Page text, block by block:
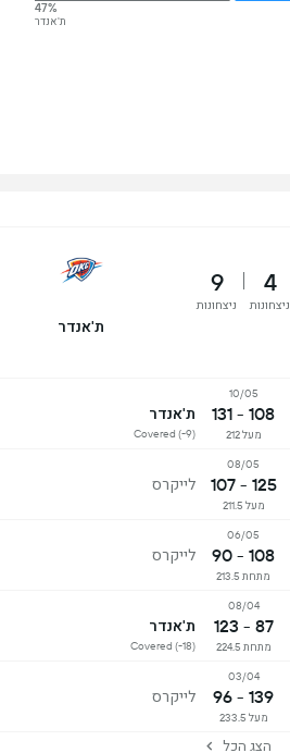
47%
ת'אנדר
4
ניצחונות
9
ניצחונות
ת'אנדר
10/05
108 - 131 ת'אנדר
Covered (-9) מעל 212
08/05
125 - 107 לייקרס
מעל 211.5
06/05
108 - 90 לייקרס
מתחת 213.5
08/04
87 - 123 ת'אנדר
Covered (-18) מתחת 224.5
03/04
139 - 96 לייקרס
מעל 233.5
הצג הכל